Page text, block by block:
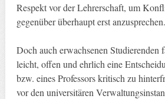
Respekt vor der Lehrerschaft, um
gegenüber überhaupt erst anzusprechen.
Doch auch erwachsenen Studierenden
leicht, offen und ehrlich eine
bzw. eines Professors kritisch zu
vor den universitären